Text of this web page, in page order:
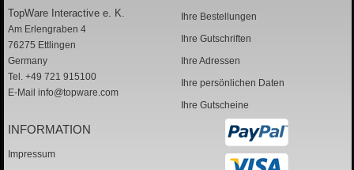
TopWare Interactive e. K.
Am Erlengraben 4
76275 Ettlingen
Germany
Tel. +49 721 915100
E-Mail info@topware.com
Ihre Bestellungen
Ihre Gutschriften
Ihre Adressen
Ihre persönlichen Daten
Ihre Gutscheine
INFORMATION
Impressum